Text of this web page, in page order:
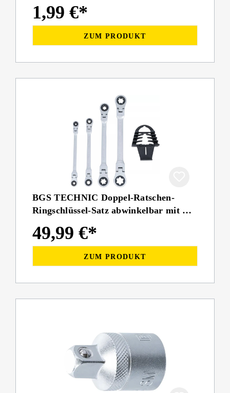
1,99 €*
ZUM PRODUKT
BGS TECHNIC Doppel-Ratschen-
Ringschlüssel-Satz abwinkelbar mit E-
49,99 €*
ZUM PRODUKT